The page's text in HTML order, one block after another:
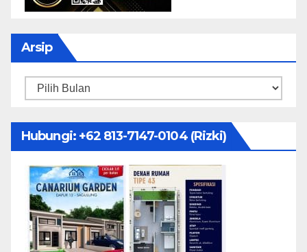
Arsip
Arsip
Hubungi: ‪+62 813-7147-0104‬ (Rizki)